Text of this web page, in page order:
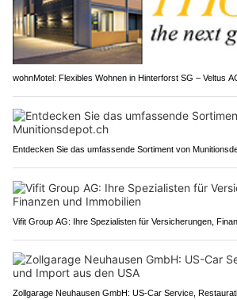
wohnMotel: Flexibles Wohnen in Hinterforst SG – Veltus
Entdecken Sie das umfassende Sortiment von
Vifit Group AG: Ihre Spezialisten für Versicherungen,
Zollgarage Neuhausen GmbH: US-Car Service,